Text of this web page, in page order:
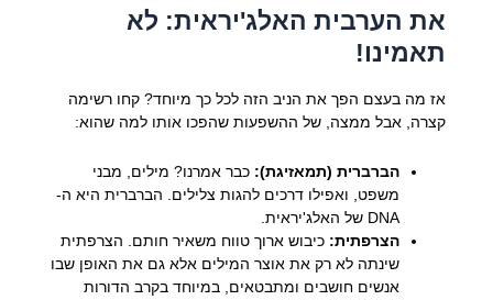
את הערבית האלג'יראית: לא
תאמינו!
אז מה בעצם הפך את הניב הזה לכל כך מיוחד? קחו רשימה
קצרה, אבל ממצה, של ההשפעות שהפכו אותו למה שהוא:
הברברית (תמאזיגת): כבר אמרנו? מילים, מבני
משפט, ואפילו דרכים להגות צלילים. הברברית היא ה-
DNA של האלג'יראית.
הצרפתית: כיבוש ארוך טווח משאיר חותם. הצרפתית
שינתה לא רק את אוצר המילים אלא גם את האופן שבו
אנשים חושבים ומתבטאים, במיוחד בקרב הדורות